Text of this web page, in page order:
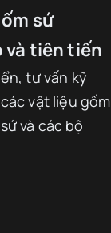
sứ
và tiên tiến
tư vấn kỹ
vật liệu gốm
và các bộ